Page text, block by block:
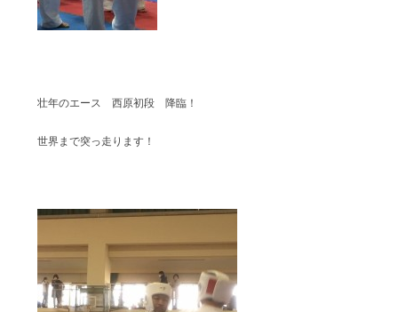
壮年のエース 西原初段 降臨！
世界まで突っ走ります！